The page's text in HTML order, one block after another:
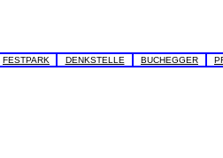
FESTPARK DENKSTELLE BUCHEGGER